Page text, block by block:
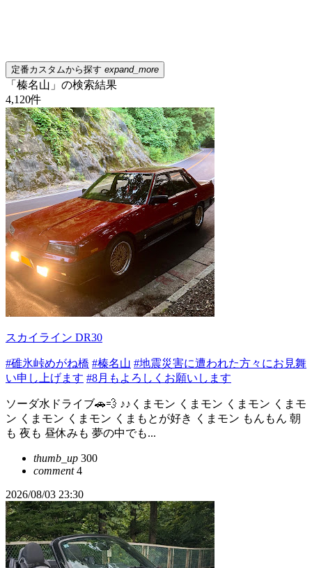
定番カスタムから探す expand_more
「榛名山」の検索結果
4,120件
スカイライン DR30
#碓氷峠めがね橋 #榛名山 #地震災害に遭われた方々にお見舞
い申し上げます #8月もよろしくお願いします
ソーダ水ドライブ🚗💨 ♪♪くまモン くまモン くまモン くまモ
ン くまモン くまモン くまもとが好き くまモン もんもん 朝
も 夜も 昼休みも 夢の中でも...
thumb_up 300
comment4
2026/08/03 23:30